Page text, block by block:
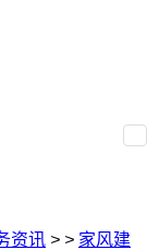
资讯 > > 家风建